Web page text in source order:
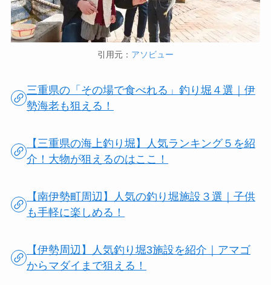
引用元： アソビュー
三重県の「その場で食べれる」釣り堀４選｜伊
勢海老も狙える！
【三重県の海上釣り堀】人気ランキング５を紹
介！大物が狙えるのはここ！
【南伊勢町周辺】人気の釣り堀施設３選｜子供
も手軽に楽しめる！
【伊勢周辺】人気釣り堀3施設を紹介｜アマゴ
からマダイまで狙える！